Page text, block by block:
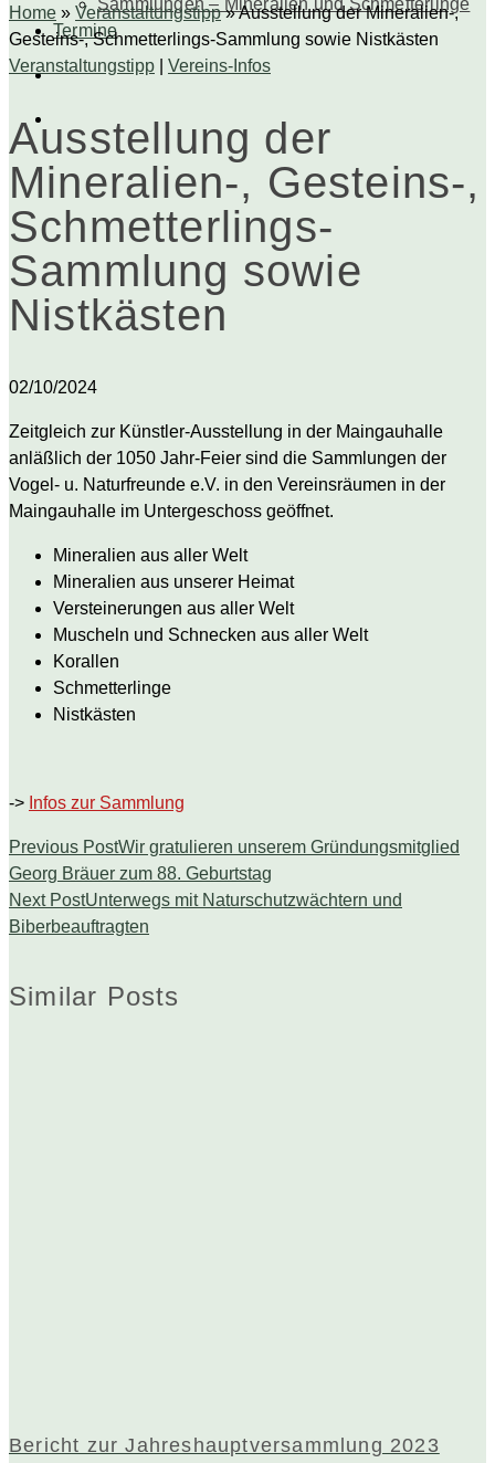
Sammlungen – Mineralien und Schmetterlinge
Termine
Home » Veranstaltungstipp »Ausstellung der Mineralien-,
Gesteins-, Schmetterlings-Sammlung sowie Nistkästen
Veranstaltungstipp
Vereins-Infos
Ausstellung der
Mineralien-, Gesteins-,
Schmetterlings-
Sammlung sowie
Nistkästen
02/10/2024
Zeitgleich zur Künstler-Ausstellung in der Maingauhalle
anläßlich der 1050 Jahr-Feier sind die Sammlungen der
Vogel- u. Naturfreunde e.V. in den Vereinsräumen in der
Maingauhalle im Untergeschoss geöffnet.
Mineralien aus aller Welt
Mineralien aus unserer Heimat
Versteinerungen aus aller Welt
Muscheln und Schnecken aus aller Welt
Korallen
Schmetterlinge
Nistkästen
-> Infos zur Sammlung
Previous PostWir gratulieren unserem Gründungsmitglied
Georg Bräuer zum 88. Geburtstag
Next PostUnterwegs mit Naturschutzwächtern und
Biberbeauftragten
Similar Posts
Bericht zur Jahreshauptversammlung 2023